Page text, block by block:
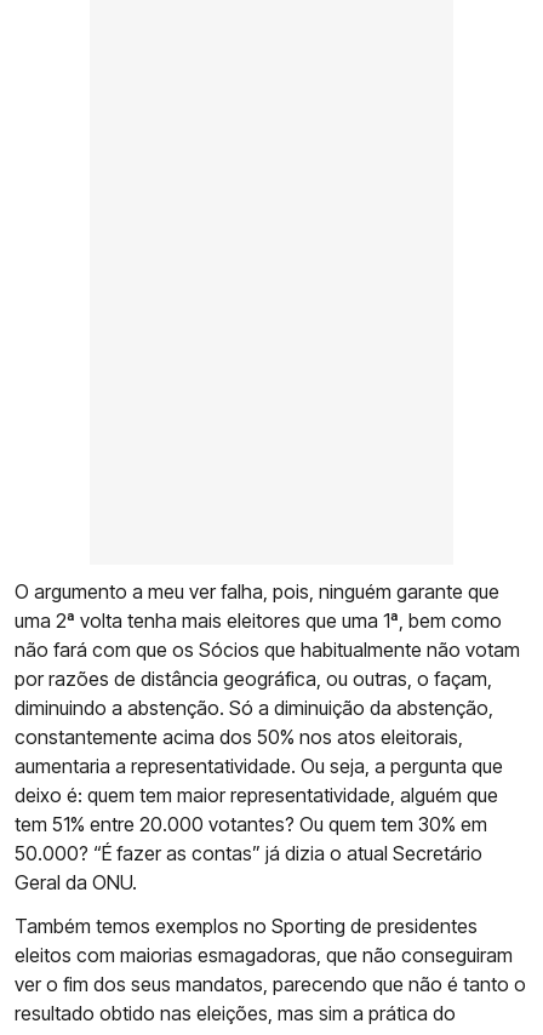
O argumento a meu ver falha, pois, ninguém garante que
uma 2ª volta tenha mais eleitores que uma 1ª, bem como
não fará com que os Sócios que habitualmente não votam
por razões de distância geográfica, ou outras, o façam,
diminuindo a abstenção. Só a diminuição da abstenção,
constantemente acima dos 50% nos atos eleitorais,
aumentaria a representatividade. Ou seja, a pergunta que
deixo é: quem tem maior representatividade, alguém que
tem 51% entre 20.000 votantes? Ou quem tem 30% em
50.000? “É fazer as contas” já dizia o atual Secretário
Geral da ONU.
Também temos exemplos no Sporting de presidentes
eleitos com maiorias esmagadoras, que não conseguiram
ver o fim dos seus mandatos, parecendo que não é tanto o
resultado obtido nas eleições, mas sim a prática do